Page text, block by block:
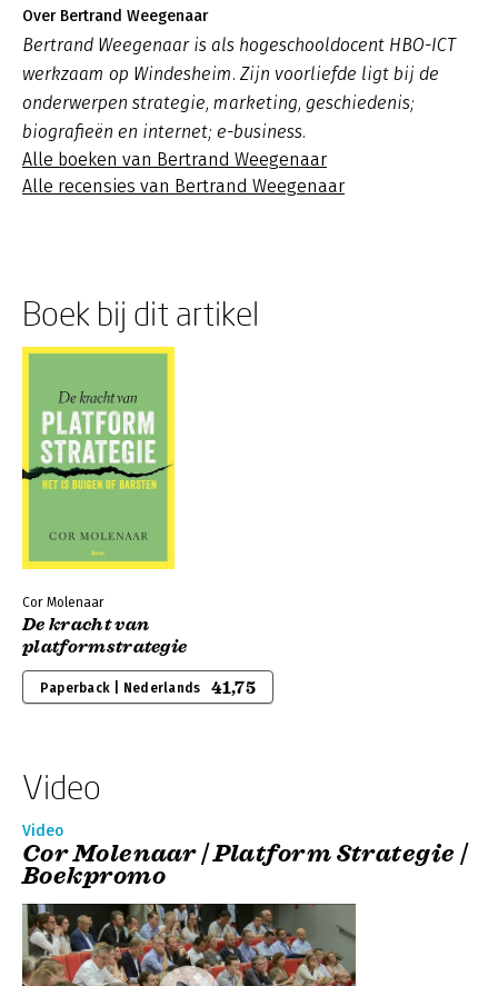
Over Bertrand Weegenaar
Bertrand Weegenaar is als hogeschooldocent HBO-ICT
werkzaam op Windesheim. Zijn voorliefde ligt bij de
onderwerpen strategie, marketing, geschiedenis;
biografieën en internet; e-business.
Alle boeken van Bertrand Weegenaar
Alle recensies van Bertrand Weegenaar
Boek bij dit artikel
Cor Molenaar
De kracht van
platformstrategie
Paperback | Nederlands 41,75
Video
Video
Cor Molenaar | Platform Strategie |
Boekpromo